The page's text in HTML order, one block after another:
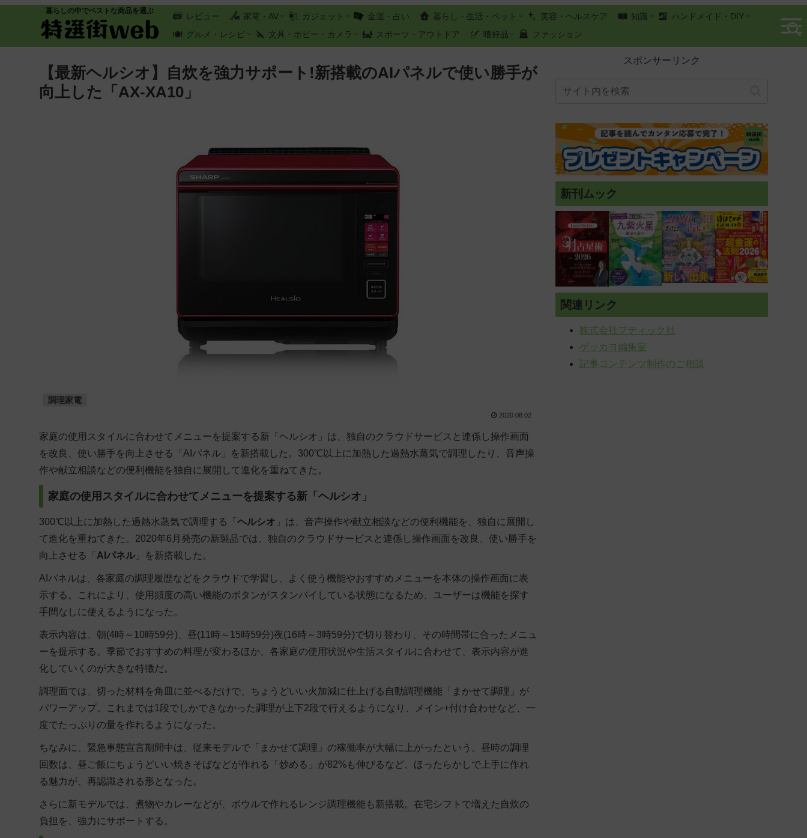
暮らしの中でベストな商品を選ぶ
レビュー 家電・AV ガジェット 金運・占い 暮らし・生活・ペット 美容・ヘルスケア 知識
ハンドメイド・DIY
グルメ・レシピ
文具・ホビー・カメラ スポーツ・アウトドア 嗜好品 ファッション
【最新ヘルシオ】自炊を強力サポート!新搭載のAIパネルで使い勝手が
向上した「AX-XA10」
調理家電
2020.08.02
家庭の使用スタイルに合わせてメニューを提案する新「ヘルシオ」は、独自のクラウドサービスと連係し操作画面
を改良、使い勝手を向上させる「AIパネル」を新搭載した。300℃以上に加熱した過熱水蒸気で調理したり、音声操
作や献立相談などの便利機能を独自に展開して進化を重ねてきた。
家庭の使用スタイルに合わせてメニューを提案する新「ヘルシオ」
300℃以上に加熱した過熱水蒸気で調理する「 ヘルシオ 」は、音声操作や献立相談などの便利機能を、独自に展開し
て進化を重ねてきた。2020年6月発売の新製品では、独自のクラウドサービスと連係し操作画面を改良、使い勝手を
向上させる「 AIパネル」を新搭載した。
AIパネルは、各家庭の調理履歴などをクラウドで学習し、よく使う機能やおすすめメニューを本体の操作画面に表
示する。これにより、使用頻度の高い機能のボタンがスタンバイしている状態になるため、ユーザーは機能を探す
手間なしに使えるようになった。
表示内容は、朝(4時～10時59分)、昼(11時～15時59分)夜(16時～3時59分)で切り替わり、その時間帯に合ったメニュ
ーを提示する。季節でおすすめの料理が変わるほか、各家庭の使用状況や生活スタイルに合わせて、表示内容が進
化していくのが大きな特徴だ。
調理面では、切った材料を角皿に並べるだけで、ちょうどいい火加減に仕上げる自動調理機能「まかせて調理」が
パワーアップ。これまでは1段でしかできなかった調理が上下2段で行えるようになり、メイン+付け合わせなど、一
度でたっぷりの量を作れるようになった。
ちなみに、緊急事態宣言期間中は、従来モデルで「まかせて調理」の稼働率が大幅に上がったという。昼時の調理
回数は、昼ご飯にちょうどいい焼きそばなどが作れる「炒める」が82%も伸びるなど、ほったらかしで上手に作れ
る魅力が、再認識される形となった。
さらに新モデルでは、煮物やカレーなどが、ボウルで作れるレンジ調理機能も新搭載。在宅シフトで増えた自炊の
負担を、強力にサポートする。
スポンサーリンク
新刊ムック
関連リンク
株式会社ブティック社
ゲッカヨ編集室
記事コンテンツ制作のご相談